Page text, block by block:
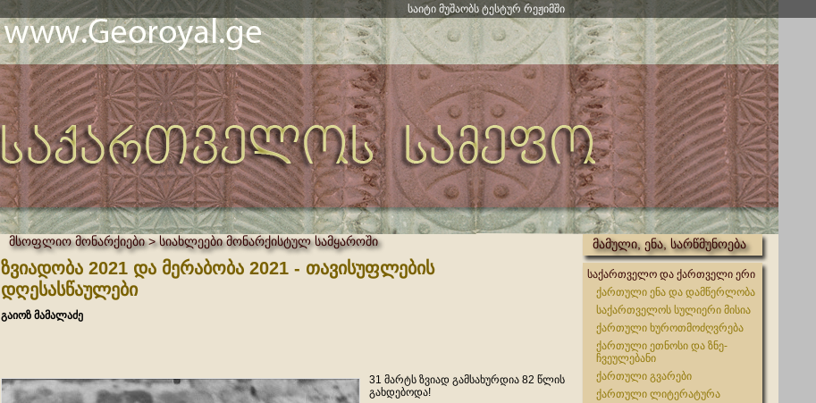
საიტი მუშაობს ტესტურ რეჟიმში
მსოფლიო მონარქიები > სიახლეები მონარქისტულ სამყაროში
ზვიადობა 2021 და მერაბობა 2021 - თავისუფლების
დღესასწაულები
გაიოზ მამალაძე
31 მარტს ზვიად გამსახურდია 82 წლის
გახდებოდა!
მამული, ენა, სარწმუნოება
საქართველო და ქართველი ერი
ქართული ენა და დამწერლობა
საქართველოს სულიერი მისია
ქართული ხუროთმოძღვრება
ქართული ეთნოსი და ზნე-
ჩვეულებანი
ქართული გვარები
ქართული ლიტერატურა